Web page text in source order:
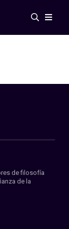
de filosofía
de la